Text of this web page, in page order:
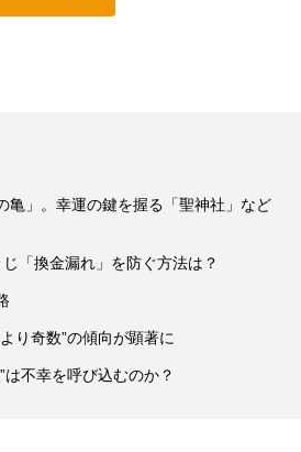
亀」。幸運の鍵を握る「聖神社」など
「換金漏れ」を防ぐ方法は？
り奇数”の傾向が顕著に
不幸を呼び込むのか？